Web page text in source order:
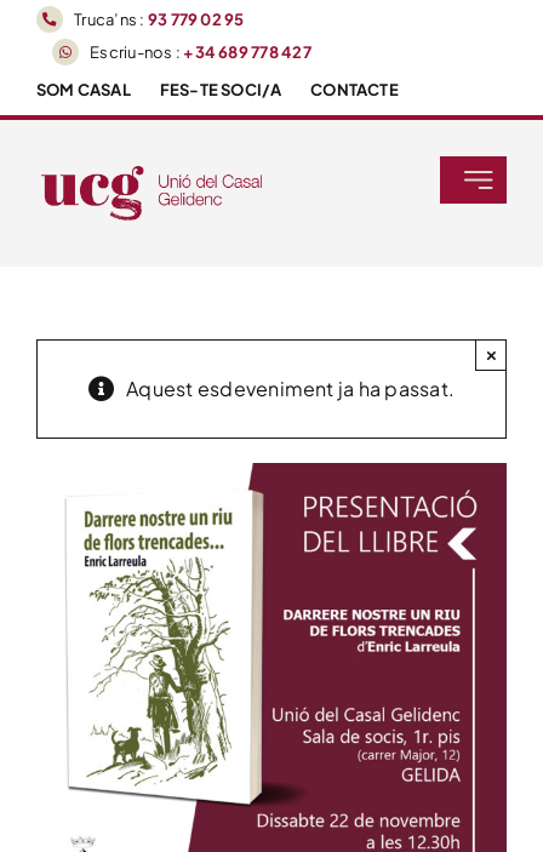
Skip
content
Truca’ns : 93 779 02 95
Escriu-nos : +34 689 778 427
SOM CASAL
FES-TE SOCI/A CONTACTE
Toggle
Activitats
Entrades
75 aniversari
Aquest esdeveniment ja ha passat.
×